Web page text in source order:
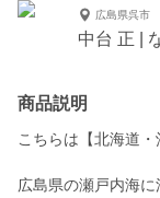
広島県呉市
中台 正 |
商品説明
こちらは【北海道・
広島県の瀬戸内海